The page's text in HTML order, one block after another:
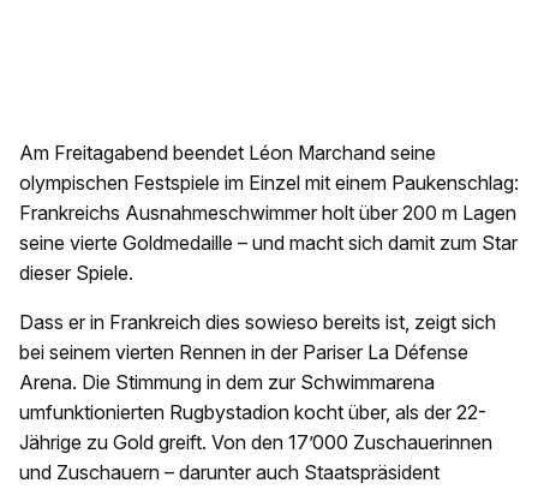
Am Freitagabend beendet Léon Marchand seine
olympischen Festspiele im Einzel mit einem Paukenschlag:
Frankreichs Ausnahmeschwimmer holt über 200 m Lagen
seine vierte Goldmedaille – und macht sich damit zum Star
dieser Spiele.
Dass er in Frankreich dies sowieso bereits ist, zeigt sich
bei seinem vierten Rennen in der Pariser La Défense
Arena. Die Stimmung in dem zur Schwimmarena
umfunktionierten Rugbystadion kocht über, als der 22-
Jährige zu Gold greift. Von den 17’000 Zuschauerinnen
und Zuschauern – darunter auch Staatspräsident